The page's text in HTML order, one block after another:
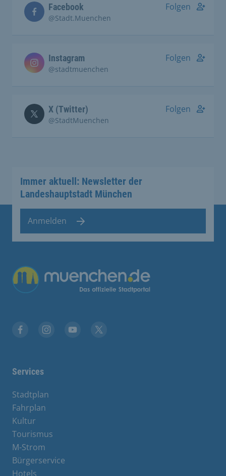
Facebook
@Stadt.Muenchen
Folgen
Instagram
@stadtmuenchen
Folgen
X (Twitter)
@StadtMuenchen
Folgen
Immer aktuell: Newsletter der
Landeshauptstadt München
Anmelden
Übergreifende Links
Services
Stadtplan
Fahrplan
Kultur
Tourismus
M-Strom
Bürgerservice
Hotels